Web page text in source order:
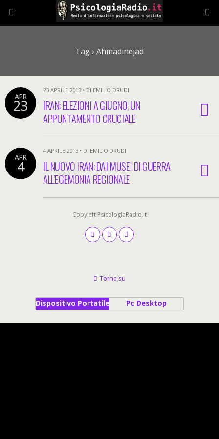
Tag › Ahmadinejad
APR
23
23 APRILE 2013 • DI EMILIO DRUDI
IRAN: ELEZIONI A GIUGNO, UN
APPUNTAMENTO CRUCIALE
APR
4
4 APRILE 2013 • DI EMILIO DRUDI
IL NUOVO IRAN: DAI MUSEI DI GUERRA
ALL’EGEMONIA REGIONALE
Copyleft PsicologiaRadio.it
Torna su
Dispositivo Portatile Pc Desktop